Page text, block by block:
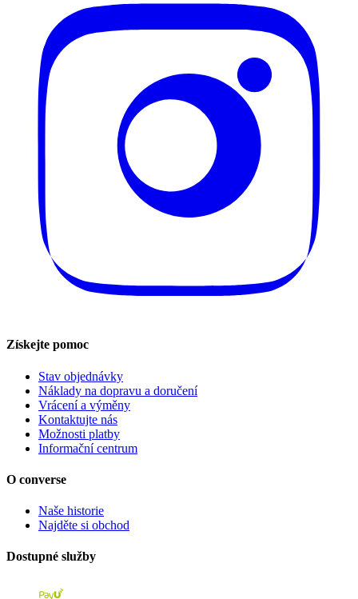
Získejte pomoc
Stav objednávky
Náklady na dopravu a doručení
Vrácení a výměny
Kontaktujte nás
Možnosti platby
Informační centrum
O converse
Naše historie
Najděte si obchod
Dostupné služby